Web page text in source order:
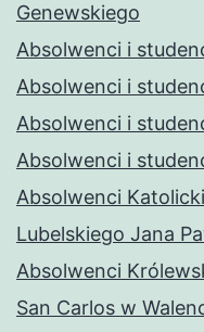
Genewskiego
Absolwenci i
Absolwenci i
Absolwenci i
Absolwenci i
Absolwenci
Lubelskiego Jana
Absolwenci
San Carlos w